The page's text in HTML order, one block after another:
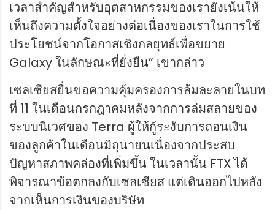
เวลาสำคัญสำหรับอุตสาหกรรมของเรายังเน้นให้
เห็นถึงความตั้งใจอย่างต่อเนื่องของเราในการใช้
ประโยชน์จากโอกาสเชิงกลยุทธ์เพื่อขยาย
Galaxy ในลักษณะที่ยั่งยืน” เขากล่าว
เซลเซียสยื่นขอความคุ้มครองการล้มละลายในบท
ที่ 11 ในเดือนกรกฎาคมหลังจากการล่มสลายของ
ระบบนิเวศของ Terra ผู้ให้กู้ระงับการถอนเงิน
ของลูกค้าในเดือนมิถุนายนเนื่องจากประสบ
ปัญหาสภาพคล่องที่เพิ่มขึ้น ในเวลานั้น FTX ได้
พิจารณาข้อตกลงกับเซลเซียส แต่เดินออกไปหลัง
จากเห็นการเงินของบริษัท